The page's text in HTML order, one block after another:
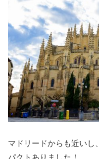
マドリードからも近いし